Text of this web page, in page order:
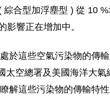
合型加浮塵型 ) 從 10
響正在增加中。
於這些空氣污染物的傳
太空總署及美國海洋大氣
解這些污染物的傳輸特